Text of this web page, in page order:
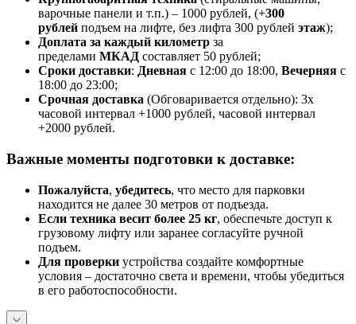
варочные панели и т.п.) – 1000 рублей, (+300
рублей подъем на лифте, без лифта 300 рублей этаж);
Доплата за каждый километр за
пределами МКАД составляет 50 рублей;
Сроки доставки: Дневная с 12:00 до 18:00, Вечерняя с
18:00 до 23:00;
Срочная доставка (Обговаривается отдельно): 3х
часовой интервал +1000 рублей, часовой интервал
+2000 рублей.
Важные моменты подготовки к доставке:
Пожалуйста, убедитесь, что место для парковки
находится не далее 30 метров от подъезда.
Если техника весит более 25 кг, обеспечьте доступ к
грузовому лифту или заранее согласуйте ручной
подъем.
Для проверки устройства создайте комфортные
условия – достаточно света и времени, чтобы убедиться
в его работоспособности.